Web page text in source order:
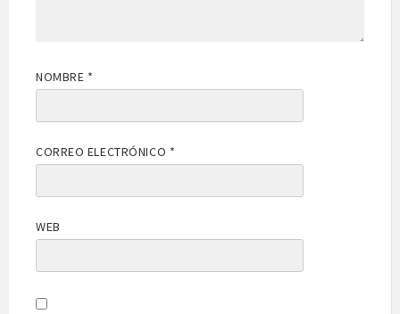
NOMBRE *
CORREO ELECTRÓNICO *
WEB